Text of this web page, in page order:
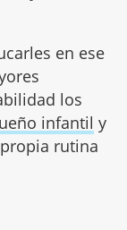
en ese
los
infantil y
rutina